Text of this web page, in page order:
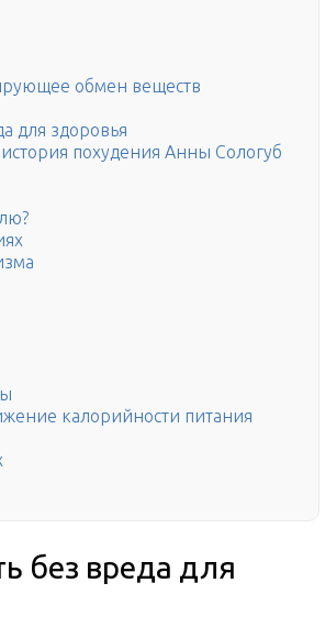
обмен веществ
для здоровья
похудения Анны Сологуб
калорийности питания
без вреда для